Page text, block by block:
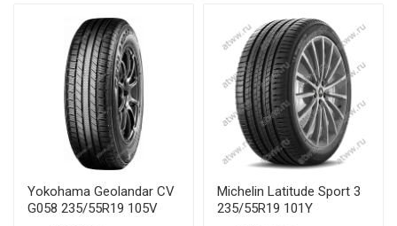
Pirelli Scorpion Verde 285/50R20 116V
Yokohama Geolandar CV
G058 235/55R19 105V
Michelin Latitude Sport 3
235/55R19 101Y